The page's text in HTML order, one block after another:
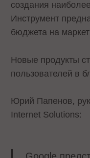
создания
Инструмент
бюджета на
Новые продукты
пользователей в
Юрий Папенов,
Internet Solutions: